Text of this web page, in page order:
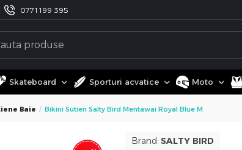
0771 199 395
Skateboard Sporturi acvatice Moto
Baie Bikini Sutien Salty Bird Mentawai Royal Blue M
Brand: SALTY BIRD